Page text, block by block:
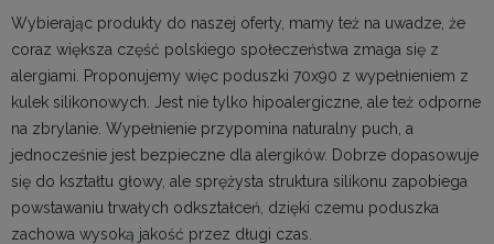
Wybierając produkty do naszej oferty, mamy też na uwadze, że
coraz większa część polskiego społeczeństwa zmaga się z
alergiami. Proponujemy więc poduszki 70x90 z wypełnieniem z
kulek silikonowych. Jest nie tylko hipoalergiczne, ale też odporne
na zbrylanie. Wypełnienie przypomina naturalny puch, a
jednocześnie jest bezpieczne dla alergików. Dobrze dopasowuje
się do kształtu głowy, ale sprężysta struktura silikonu zapobiega
powstawaniu trwałych odkształceń, dzięki czemu poduszka
zachowa wysoką jakość przez długi czas.